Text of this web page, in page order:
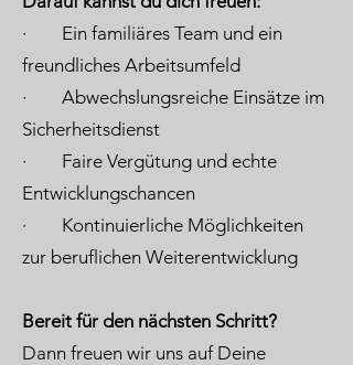
· Ein familiäres Team und ein
freundliches Arbeitsumfeld
· Abwechslungsreiche Einsätze im
Sicherheitsdienst
· Faire Vergütung und echte
Entwicklungschancen
· Kontinuierliche Möglichkeiten
zur beruflichen Weiterentwicklung
Bereit für den nächsten Schritt?
Dann freuen wir uns auf Deine